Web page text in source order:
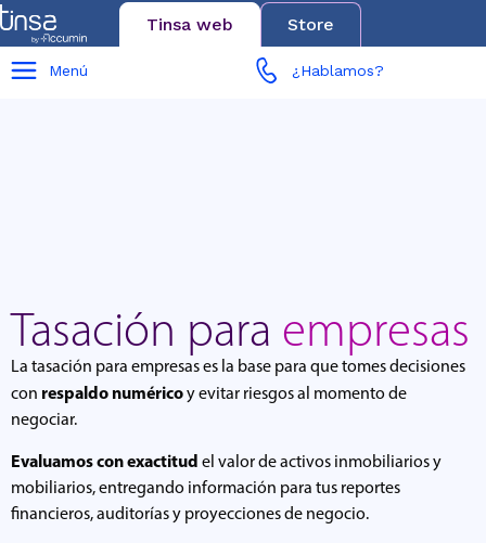
Tinsa web Store
Menú ¿Hablamos?
Tasación para empresas
La tasación para empresas es la base para que tomes decisiones
con respaldo numéricoy evitar riesgos al momento de
negociar.
Evaluamos con exactitud el valor de activos inmobiliarios y
mobiliarios, entregando información para tus reportes
financieros, auditorías y proyecciones de negocio.